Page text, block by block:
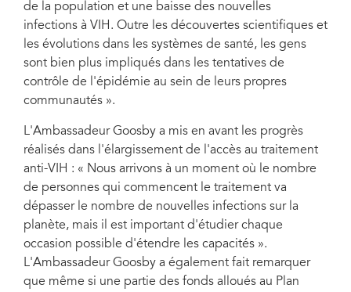
de la population et une baisse des nouvelles
infections à VIH. Outre les découvertes scientifiques et
les évolutions dans les systèmes de santé, les gens
sont bien plus impliqués dans les tentatives de
contrôle de l'épidémie au sein de leurs propres
communautés ».
L'Ambassadeur Goosby a mis en avant les progrès
réalisés dans l'élargissement de l'accès au traitement
anti-VIH : « Nous arrivons à un moment où le nombre
de personnes qui commencent le traitement va
dépasser le nombre de nouvelles infections sur la
planète, mais il est important d'étudier chaque
occasion possible d'étendre les capacités ».
L'Ambassadeur Goosby a également fait remarquer
que même si une partie des fonds alloués au Plan